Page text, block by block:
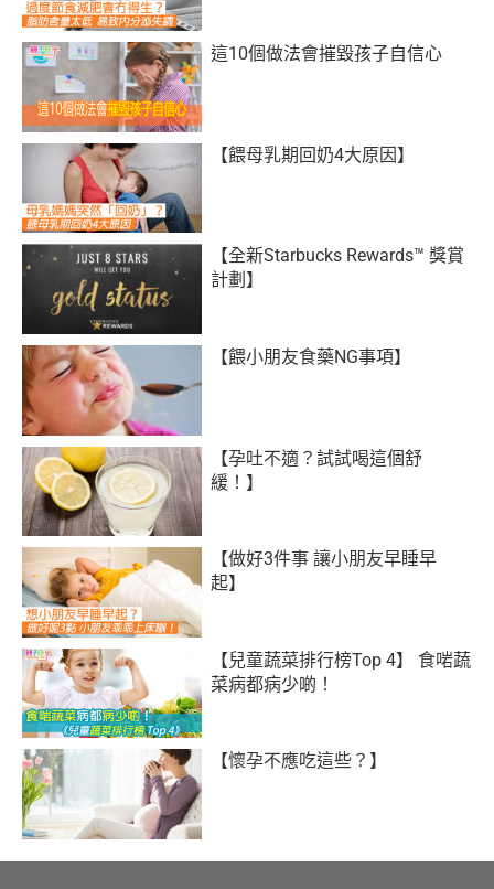
這10個做法會摧毀孩子自信心
【餵母乳期回奶4大原因】
【全新Starbucks Rewards™ 獎賞
計劃】
【餵小朋友食藥NG事項】
【孕吐不適？試試喝這個舒
緩！】
【做好3件事 讓小朋友早睡早
起】
【兒童蔬菜排行榜Top 4】 食啱蔬
菜病都病少啲！
【懷孕不應吃這些？】